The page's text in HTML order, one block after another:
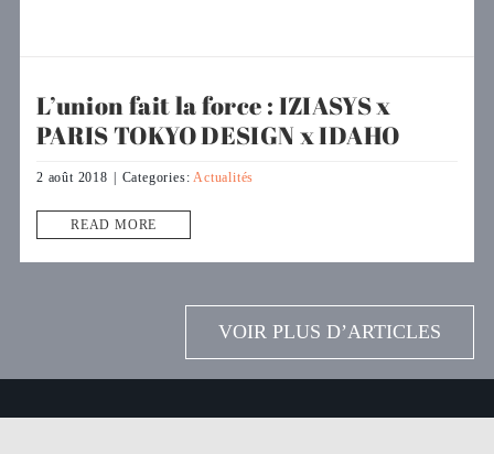
L’union fait la force : IZIASYS x
PARIS TOKYO DESIGN x IDAHO
2 août 2018 Categories:Actualités
READ MORE
VOIR PLUS D’ARTICLES